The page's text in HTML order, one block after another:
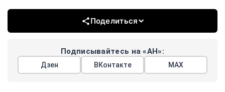
Поделиться
Подписывайтесь на «АН»:
Дзен ВКонтакте МАХ